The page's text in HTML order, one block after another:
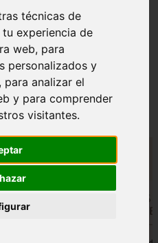
técnicas de
experiencia de
web, para
personalizados y
para analizar el
y para comprender
visitantes.
para Gatas
Gatas